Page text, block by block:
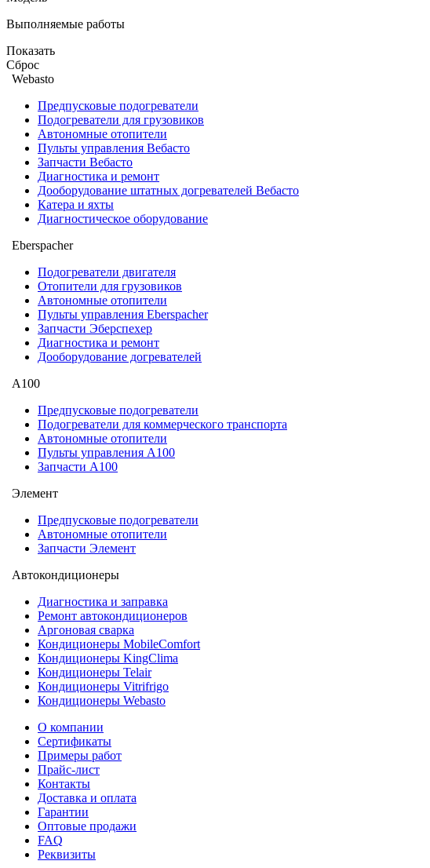
Выполняемые работы
Показать
Сброс
Webasto
Предпусковые подогреватели
Подогреватели для грузовиков
Автономные отопители
Пульты управления Вебасто
Запчасти Вебасто
Диагностика и ремонт
Дооборудование штатных догревателей Вебасто
Катера и яхты
Диагностическое оборудование
Eberspacher
Подогреватели двигателя
Отопители для грузовиков
Автономные отопители
Пульты управления Eberspacher
Запчасти Эберспехер
Диагностика и ремонт
Дооборудование догревателей
А100
Предпусковые подогреватели
Подогреватели для коммерческого транспорта
Автономные отопители
Пульты управления A100
Запчасти А100
Элемент
Предпусковые подогреватели
Автономные отопители
Запчасти Элемент
Автокондиционеры
Диагностика и заправка
Ремонт автокондиционеров
Аргоновая сварка
Кондиционеры MobileComfort
Кондиционеры KingClima
Кондиционеры Telair
Кондиционеры Vitrifrigo
Кондиционеры Webasto
О компании
Сертификаты
Примеры работ
Прайс-лист
Контакты
Доставка и оплата
Гарантии
Оптовые продажи
FAQ
Реквизиты